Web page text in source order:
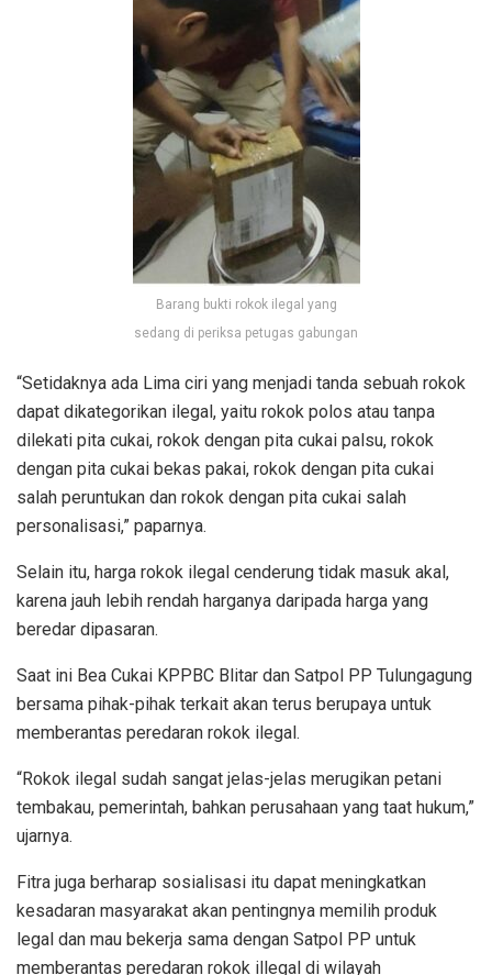
Barang bukti rokok ilegal yang
sedang di periksa petugas gabungan
“Setidaknya ada Lima ciri yang menjadi tanda sebuah rokok
dapat dikategorikan ilegal, yaitu rokok polos atau tanpa
dilekati pita cukai, rokok dengan pita cukai palsu, rokok
dengan pita cukai bekas pakai, rokok dengan pita cukai
salah peruntukan dan rokok dengan pita cukai salah
personalisasi,” paparnya.
Selain itu, harga rokok ilegal cenderung tidak masuk akal,
karena jauh lebih rendah harganya daripada harga yang
beredar dipasaran.
Saat ini Bea Cukai KPPBC Blitar dan Satpol PP Tulungagung
bersama pihak-pihak terkait akan terus berupaya untuk
memberantas peredaran rokok ilegal.
“Rokok ilegal sudah sangat jelas-jelas merugikan petani
tembakau, pemerintah, bahkan perusahaan yang taat hukum,”
ujarnya.
Fitra juga berharap sosialisasi itu dapat meningkatkan
kesadaran masyarakat akan pentingnya memilih produk
legal dan mau bekerja sama dengan Satpol PP untuk
memberantas peredaran rokok illegal di wilayah